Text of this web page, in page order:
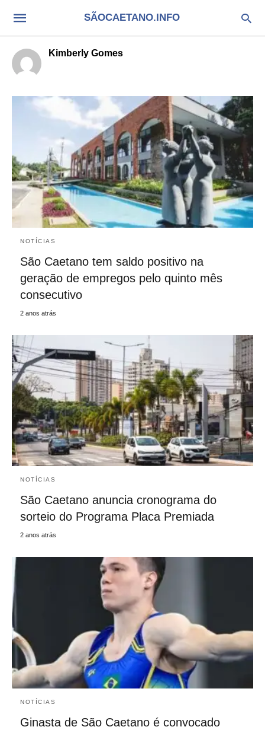
SÃOCAETANO.INFO
Kimberly Gomes
NOTÍCIAS
São Caetano tem saldo positivo na
geração de empregos pelo quinto mês
consecutivo
2 anos atrás
NOTÍCIAS
São Caetano anuncia cronograma do
sorteio do Programa Placa Premiada
2 anos atrás
NOTÍCIAS
Ginasta de São Caetano é convocado